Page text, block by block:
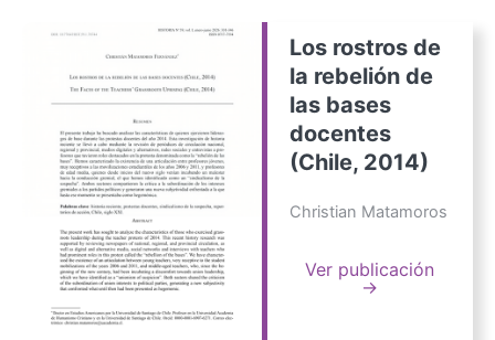
Los rostros de
la rebelión de
las bases
docentes
(Chile, 2014)
Christian Matamoros
Ver publicación
→